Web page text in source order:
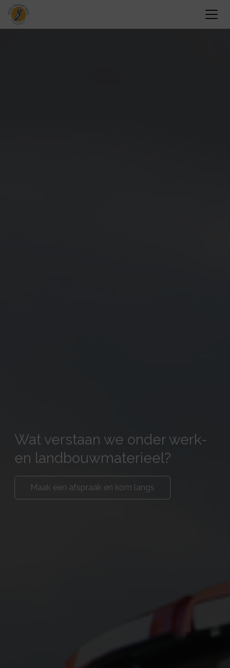
Wat verstaan we onder werk-
en landbouwmaterieel?
Maak een afspraak en kom langs